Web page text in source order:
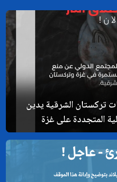
تركستان الشرقية يدين
المتجددة على غزة